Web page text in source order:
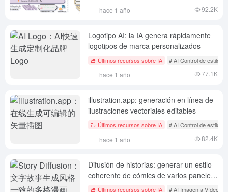
hace 1 año 92.2K
Logotipo AI: la IA genera rápidamente
logotipos de marca personalizados
Últimos recursos sobre IA # AI Control de estilo
hace 1 año 77.1K
illustration.app: generación en línea de
ilustraciones vectoriales editables
Últimos recursos sobre IA # AI Control de estilo
hace 1 año 82.4K
Difusión de historias: generar un estilo
coherente de cómics de varios paneles
(tiras) a partir de la narración textual.
Últimos recursos sobre IA # AI Imagen a Vídeo